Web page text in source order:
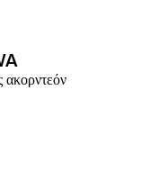
ακορντεόν